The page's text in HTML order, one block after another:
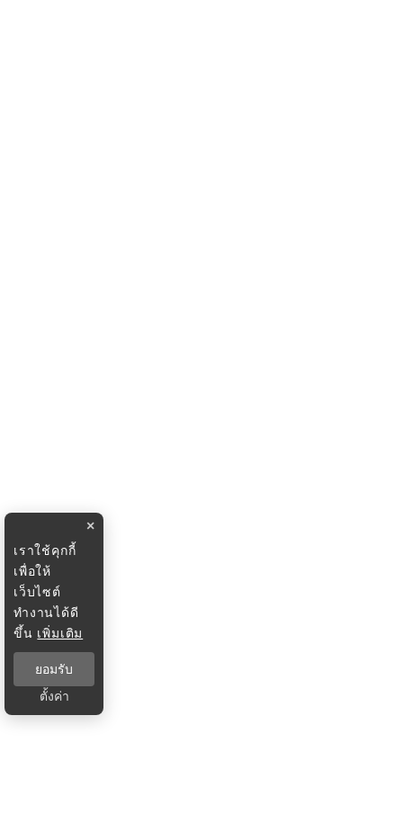
×
เราใช้คุกกี้
เพื่อให้
เว็บไซต์
ทำงานได้ดี
ขึ้น เพิ่มเติม
ยอมรับ
ตั้งค่า